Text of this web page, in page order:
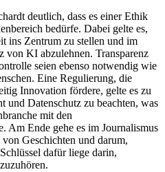
deutlich, dass es einer Ethik
bedürfe. Dabei gelte es,
ins Zentrum zu stellen und im
von KI abzulehnen. Transparenz
seien ebenso notwendig wie
Eine Regulierung, die
Innovation fördere, gelte es zu
und Datenschutz zu beachten, was
mit den
Am Ende gehe es im Journalismus
Geschichten und darum,
dafür liege darin,